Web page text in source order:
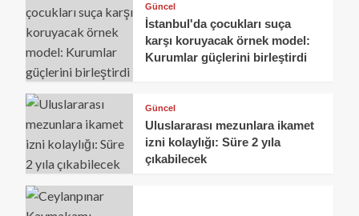
Güncel
İstanbul'da çocukları suça
karşı koruyacak örnek model:
Kurumlar güçlerini birleştirdi
Güncel
Uluslararası mezunlara ikamet
izni kolaylığı: Süre 2 yıla
çıkabilecek